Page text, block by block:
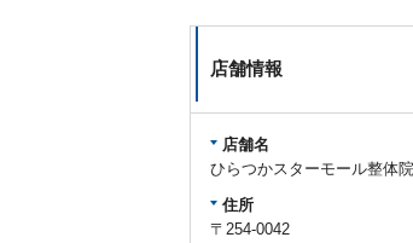
店舗情報
店舗名
ひらつかスターモール整体院
住所
〒254-0042